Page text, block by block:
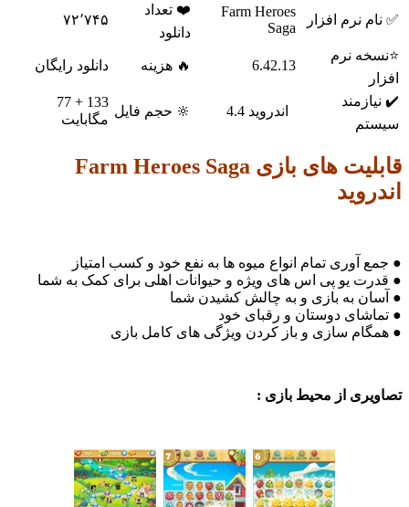
نرم افزار
Farm Heroes
Saga
❤️ تعداد
۷۲٬۷۴۵
نرم
6.42.13 🔥 هزینه دانلود رایگان
🔆 حجم فایل
133 + 77
مگابایت
های
بازی Farm Heroes Saga
تمام انواع میوه ها به نفع خود و کسب امتیاز
یو پی اس های ویژه و حیوانات اهلی برای کمک به شما
به بازی و به چالش کشیدن شما
دوستان و رقبای خود
سازی و باز کردن ویژگی های کامل بازی
از محیط بازی :